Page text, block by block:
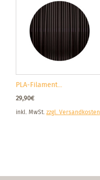
PLA-Filament...
29,90€
inkl. MwSt. zzgl. Versandkosten